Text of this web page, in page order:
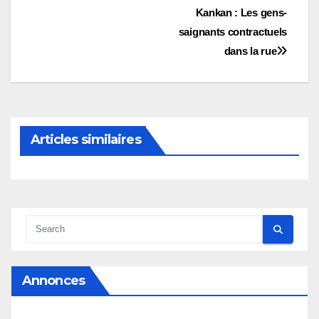
l’article
Kankan : Les gens-
saignants contractuels
dans la rue
Articles similaires
Annonces